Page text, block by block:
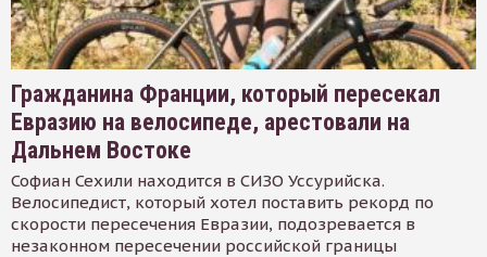
Гражданина Франции, который пересекал
Евразию на велосипеде, арестовали на
Дальнем Востоке
Софиан Сехили находится в СИЗО Уссурийска.
Велосипедист, который хотел поставить рекорд по
скорости пересечения Евразии, подозревается в
незаконном пересечении российской границы